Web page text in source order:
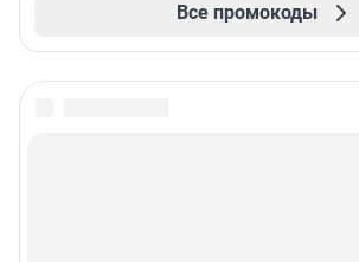
Все промокоды